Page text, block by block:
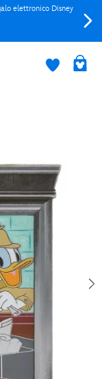
elettronico Disney